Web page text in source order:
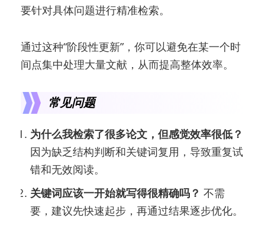
要针对具体问题进行精准检索。
通过这种“阶段性更新”，你可以避免在某一个时
间点集中处理大量文献，从而提高整体效率。
常见问题
为什么我检索了很多论文，但感觉效率很低？
因为缺乏结构判断和关键词复用，导致重复试
错和无效阅读。
关键词应该一开始就写得很精确吗？ 不需
要，建议先快速起步，再通过结果逐步优化。